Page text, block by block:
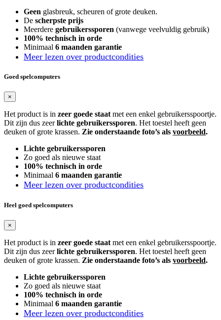
Geen glasbreuk, scheuren of grote deuken.
De scherpste prijs
Meerdere gebruikerssporen (vanwege veelvuldig gebruik)
100% technisch in orde
Minimaal 6 maanden garantie
Meer lezen over productcondities
Goed spelcomputers
×
Het product is in zeer goede staatmet een enkel gebruikersspoortje.
Dit zijn dus zeerlichte gebruikerssporen. Het toestel heeft geen
deuken of grote krassen. Zie onderstaande foto’s als voorbeeld.
Lichte gebruikerssporen
Zo goed als nieuwe staat
100% technisch in orde
Minimaal 6 maanden garantie
Meer lezen over productcondities
Heel goed spelcomputers
×
Het product is in zeer goede staat met een enkel gebruikersspoortje.
Dit zijn dus zeerlichte gebruikerssporen. Het toestel heeft geen
deuken of grote krassen. Zie onderstaande foto’s als voorbeeld.
Lichte gebruikerssporen
Zo goed als nieuwe staat
100% technisch in orde
Minimaal 6 maanden garantie
Meer lezen over productcondities